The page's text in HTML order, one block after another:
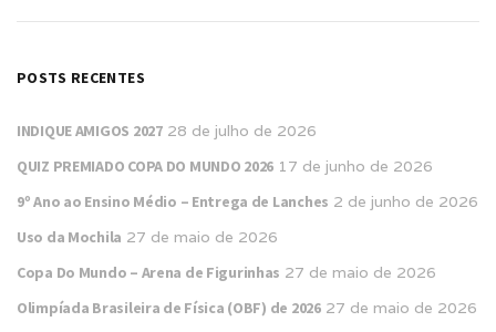
POSTS RECENTES
INDIQUE AMIGOS 2027 28 de julho de 2026
QUIZ PREMIADO COPA DO MUNDO 2026 17 de junho de 2026
9º Ano ao Ensino Médio – Entrega de Lanches 2 de junho de 2026
Uso da Mochila 27 de maio de 2026
Copa Do Mundo – Arena de Figurinhas 27 de maio de 2026
Olimpíada Brasileira de Física (OBF) de 2026 27 de maio de 2026